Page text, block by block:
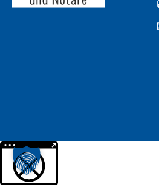
Weitere Informationen über den